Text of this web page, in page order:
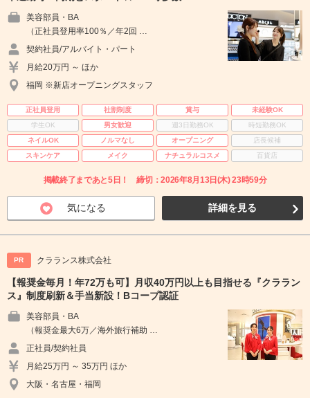
美容部員・BA
（正社員登用率100％／年2回 …
契約社員/アルバイト・パート
月給20万円 ～ ほか
福岡 ※新店オープニングスタッフ
正社員登用 社割制度 賞与
未経験OK
学生OK
男女歓迎 週3日勤務OK
時短勤務OK
ネイルOK
ノルマなし オープニング
店長候補
スキンケア
メイク ナチュラルコスメ 百貨店
掲載終了まであと5日！ 締切：2026年8月13日(木) 23時59分
気になる 詳細を見る
PR クラランス株式会社
【報奨金毎月！年72万も可】月収40万円以上も目指せる『クララン
ス』制度刷新＆手当新設！Bコープ認証
美容部員・BA
（報奨金最大6万／海外旅行補助 …
正社員/契約社員
月給25万円 ～ 35万円 ほか
大阪・名古屋・福岡